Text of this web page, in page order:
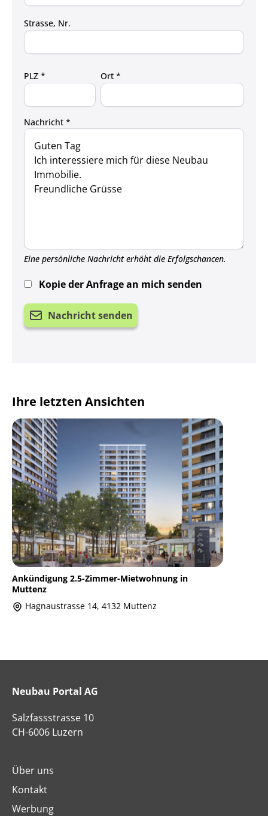
Strasse, Nr.
PLZ * Ort *
Nachricht *
Eine persönliche Nachricht erhöht die Erfolgschancen.
Kopie der Anfrage an mich senden
Nachricht senden
Ihre letzten Ansichten
Ankündigung 2.5-Zimmer-Mietwohnung in
Muttenz
Hagnaustrasse 14, 4132 Muttenz
Neubau Portal AG
Salzfassstrasse 10
CH-6006 Luzern
Über uns
Kontakt
Werbung